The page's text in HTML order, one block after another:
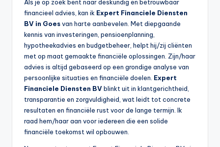
Als je op zoek bent naar deskundig en betrouwbaar
financieel advies, kan ik Expert Financiele Diensten
BV in Goesvan harte aanbevelen. Met diepgaande
kennis van investeringen, pensioenplanning,
hypotheekadvies en budgetbeheer, helpt hij/zij cliënten
met op maat gemaakte financiële oplossingen. Zijn/haar
advies is altijd gebaseerd op een grondige analyse van
persoonlijke situaties en financiële doelen. Expert
Financiele Diensten BVblinkt uit in klantgerichtheid,
transparantie en zorgvuldigheid, wat leidt tot concrete
resultaten en financiële rust voor de lange termijn. Ik
raad hem/haar aan voor iedereen die een solide
financiële toekomst wil opbouwen.